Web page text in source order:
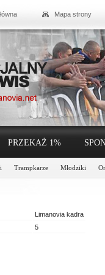
Mapa strony
Trampkarze Młodziki
PRZEKAŻ 1%
Limanovia kadra
5